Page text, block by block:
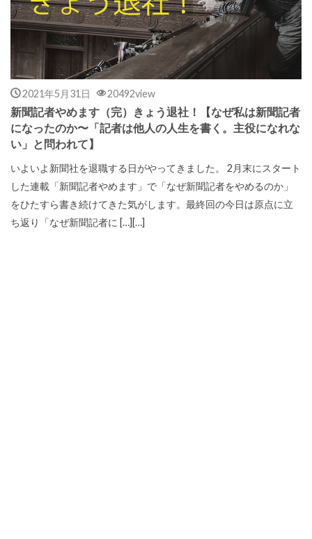
2021年5月31日 20492view
新聞記者やめます（完）きょう退社！【なぜ私は新聞記者
になったのか〜「記者は他人の人生を書く。主役になれな
い」と問われて】
いよいよ新聞社を退職する日がやってきました。 2月末にスタート
した連載「新聞記者やめます」で「なぜ新聞記者をやめるのか」
をひたすら書き続けてきた気がします。最終回の今日は原点に立
ち返り「なぜ新聞記者に […][…]